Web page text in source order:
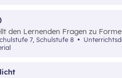
den Lernenden Fragen zu
Arbeitsteilung und eine
Schulstufe 5, Schulstufe 6, Schulstufe 7, Schulstufe 8